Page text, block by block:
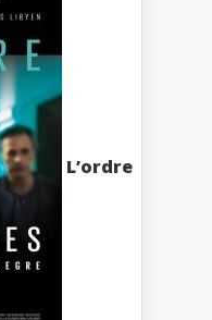
L’ordre